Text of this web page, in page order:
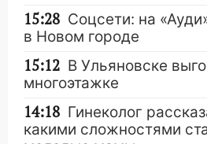
15:28 Соцсети: на
в Новом городе
15:12 В Ульяновске
многоэтажке
14:18 Гинеколог
какими сложностями